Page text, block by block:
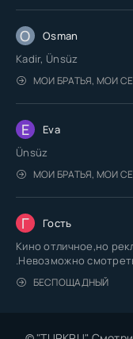
O Osman
Kadir, Ünsüz
МОИ БРАТЬЯ, МОИ
E Eva
Ünsüz
МОИ БРАТЬЯ, МОИ
Г Гость
Кино отличное,но
.Невозможно
БЕСПОЩАДНЫЙ